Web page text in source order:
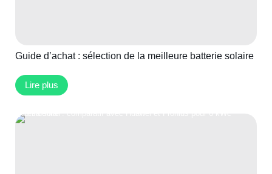
Guide d’achat : sélection de la meilleure batterie solaire
Lire plus